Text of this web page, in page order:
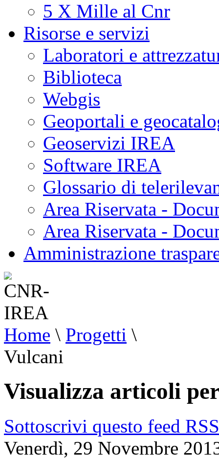
5 X Mille al Cnr
Risorse e servizi
Laboratori e
Biblioteca
Webgis
Geoportali e
Geoservizi IREA
Software IREA
Glossario di
Area Riservata -
Area Riservata -
Amministrazione
Home \ Progetti \
Vulcani
Visualizza articoli
Sottoscrivi questo feed RSS
Venerdì, 29 Novembre